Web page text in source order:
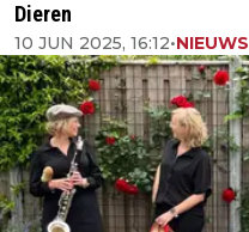
Dieren
10 JUN 2025, 16:12•NIEUWS